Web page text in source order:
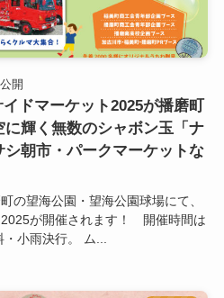
開
ドマーケット2025が播磨町
輝く無数のシャボン玉「ナ
朝市・パークマーケットな
の望海公園・望海公園球場にて、
が開催されます！ 開催時間は
小雨決行。 ム...